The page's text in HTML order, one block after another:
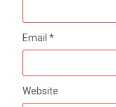
Email*
Website